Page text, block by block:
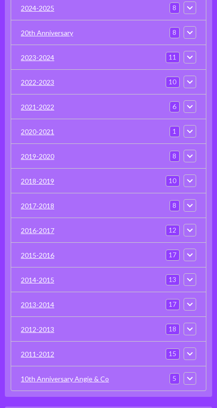
2024-2025 8
20th Anniversary 8
2023-2024 11
2022-2023 10
2021-2022 6
2020-2021 1
2019-2020 8
2018-2019 10
2017-2018 8
2016-2017 12
2015-2016 17
2014-2015 13
2013-2014 17
2012-2013 18
2011-2012 15
10th Anniversary Angie & Co 5